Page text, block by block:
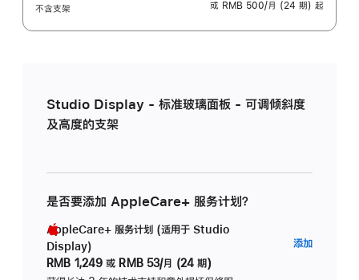
不含支架
或 RMB 500/月 (24 期) 起
Studio Display - 标准玻璃面板 - 可调倾斜度
及高度的支架
是否要添加 AppleCare+ 服务计划？
AppleCare+ 服务计划 (适用于 Studio
Display)
RMB 1,249 或 RMB 53/月 (24 期)
添加